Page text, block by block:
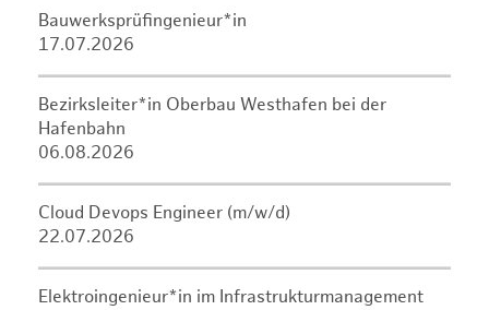
Bauwerksprüfingenieur*in
17.07.2026
Bezirksleiter*in Oberbau Westhafen bei der
Hafenbahn
06.08.2026
Cloud Devops Engineer (m/w/d)
22.07.2026
Elektroingenieur*in im Infrastrukturmanagement